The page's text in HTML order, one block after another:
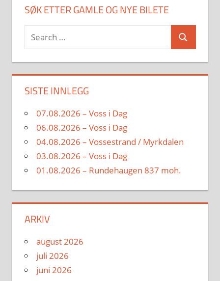
SØK ETTER GAMLE OG NYE BILETE
Search
for:
Search
SISTE INNLEGG
07.08.2026 – Voss i Dag
06.08.2026 – Voss i Dag
04.08.2026 – Vossestrand / Myrkdalen
03.08.2026 – Voss i Dag
01.08.2026 – Rundehaugen 837 moh.
ARKIV
august 2026
juli 2026
juni 2026